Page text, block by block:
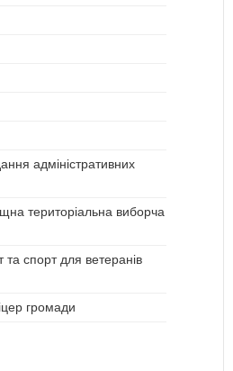
адміністративних
територіальна виборча
спорт для ветеранів
громади